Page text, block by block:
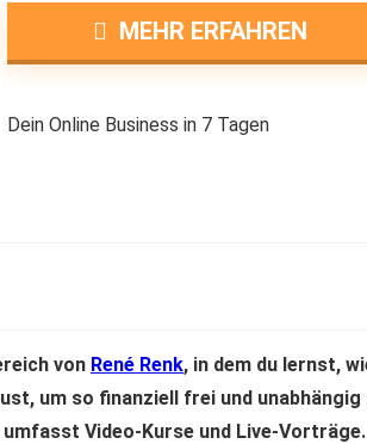
MEHR ERFAHREN
Dein Online Business in 7 Tagen
von René Renk, in dem du lernst,
um so finanziell frei und unabhängig
Video-Kurse und Live-Vorträge.